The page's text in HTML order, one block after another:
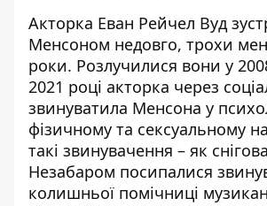
Акторка Еван Рейчел Вуд
Менсоном недовго, трохи
роки. Розлучилися вони у
2021 році акторка через
звинуватила Менсона у
фізичному та сексуальному
такі звинувачення – як
Незабаром посипалися
колишньої помічниці